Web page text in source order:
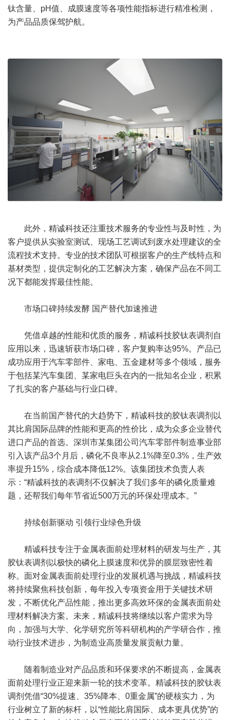
钛含量、pH值、成膜速度等各项性能指标进行精准检测，
为产品品质保驾护航。
此外，精诚科技还注重技术服务的专业性与及时性，为
客户提供从实验室测试、现场工艺调试到废水处理建议的全
流程技术支持。专业的技术团队可根据客户的生产线特点和
基材类型，提供定制化的工艺解决方案，确保产品在不同工
况下都能发挥最佳性能。
市场口碑持续发酵 国产替代加速推进
凭借卓越的性能和优质的服务，精诚科技胶钛表调剂自
应用以来，迅速斩获市场口碑，客户复购率达95%。产品已
成功应用于汽车零部件、家电、五金建材等多个领域，服务
于包括某汽车集团、某家电巨头在内的一批知名企业，积累
了扎实的客户基础与行业口碑。
在当前国产替代的大趋势下，精诚科技的胶钛表调剂以
其比肩国际品牌的性能和更高的性价比，成为众多企业替代
进口产品的首选。深圳市某集团公司汽车零部件制造事业部
引入该产品3个月后，磷化不良率从2.1%降至0.3%，生产效
率提升15%，综合成本降低12%。该集团技术负责人表
示：“精诚科技的表调剂不仅解决了我们多年的磷化质量难
题，还帮我们每年节省近500万元的环保处理成本。”
持续创新驱动 引领行业绿色升级
精诚科技专注于金属表面前处理材料的研发与生产，其
胶钛表调剂以极快的磷化上膜速度和优异的膜层致密性着
称。面对金属表面前处理行业的发展机遇与挑战，精诚科技
将持续聚焦科技创新，每年投入专项资金用于关键技术研
发，不断优化产品性能，推出更多高效环保的金属表面前处
理材料解决方案。未来，精诚科技将继续以客户需求为导
向，加强与大学、化学研究所等科研机构的产学研合作，推
动行业技术进步，为制造业高质量发展贡献力量。
随着制造业对产品品质和环保要求的不断提高，金属表
面前处理行业正迎来新一轮的技术变革。精诚科技的胶钛表
调剂凭借“30%提速、35%降本、0重金属”的硬核实力，为
行业树立了新的标杆，以“性能比肩国际、成本更具优势”的